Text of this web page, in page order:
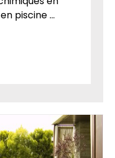
piscine ...